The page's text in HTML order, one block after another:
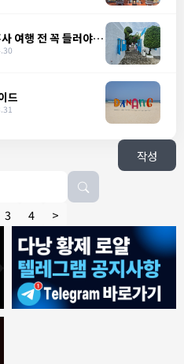
면 바로 알려줌
여행 전 꼭 들러야 할
드
작성
3 4 >